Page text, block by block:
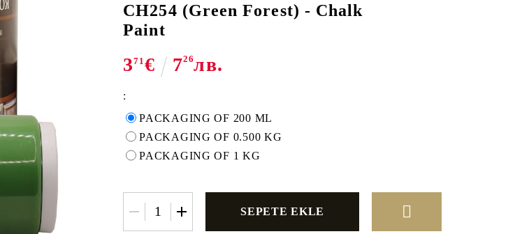
CH254 (Green Forest) - Chalk
Paint
371 € 726лв.
:
PACKAGING OF 200 ML
PACKAGING OF 0.500 KG
PACKAGING OF 1 KG